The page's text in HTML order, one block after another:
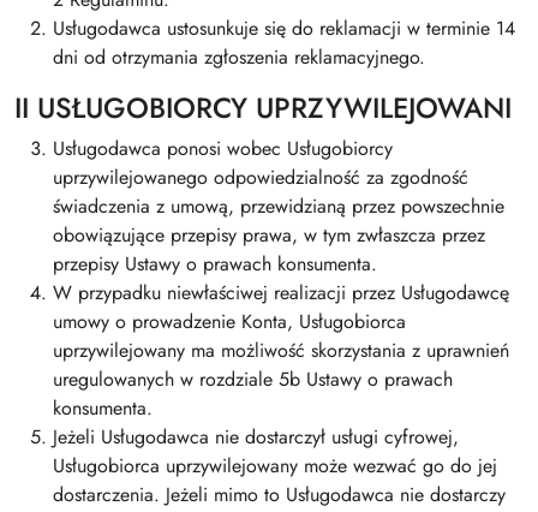
Usługodawca ustosunkuje się do reklamacji w terminie 14
dni od otrzymania zgłoszenia reklamacyjnego.
II USŁUGOBIORCY UPRZYWILEJOWANI
Usługodawca ponosi wobec Usługobiorcy
uprzywilejowanego odpowiedzialność za zgodność
świadczenia z umową, przewidzianą przez powszechnie
obowiązujące przepisy prawa, w tym zwłaszcza przez
przepisy Ustawy o prawach konsumenta.
W przypadku niewłaściwej realizacji przez Usługodawcę
umowy o prowadzenie Konta, Usługobiorca
uprzywilejowany ma możliwość skorzystania z uprawnień
uregulowanych w rozdziale 5b Ustawy o prawach
konsumenta.
Jeżeli Usługodawca nie dostarczył usługi cyfrowej,
Usługobiorca uprzywilejowany może wezwać go do jej
dostarczenia. Jeżeli mimo to Usługodawca nie dostarczy